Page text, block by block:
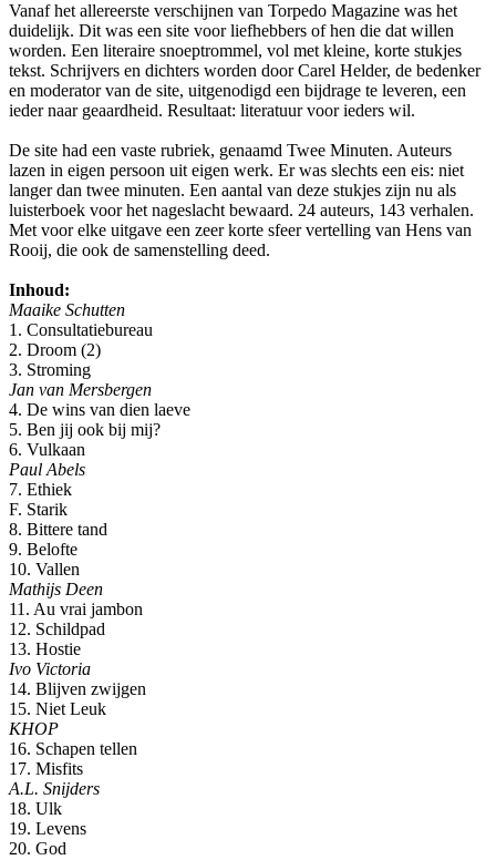
Vanaf het allereerste verschijnen van Torpedo Magazine was het
duidelijk. Dit was een site voor liefhebbers of hen die dat willen
worden. Een literaire snoeptrommel, vol met kleine, korte stukjes
tekst. Schrijvers en dichters worden door Carel Helder, de bedenker
en moderator van de site, uitgenodigd een bijdrage te leveren, een
ieder naar geaardheid. Resultaat: literatuur voor ieders wil.
De site had een vaste rubriek, genaamd Twee Minuten. Auteurs
lazen in eigen persoon uit eigen werk. Er was slechts een eis: niet
langer dan twee minuten. Een aantal van deze stukjes zijn nu als
luisterboek voor het nageslacht bewaard. 24 auteurs, 143 verhalen.
Met voor elke uitgave een zeer korte sfeer vertelling van Hens van
Rooij, die ook de samenstelling deed.
Inhoud:
Maaike Schutten
1. Consultatiebureau
2. Droom (2)
3. Stroming
Jan van Mersbergen
4. De wins van dien laeve
5. Ben jij ook bij mij?
6. Vulkaan
Paul Abels
7. Ethiek
F. Starik
8. Bittere tand
9. Belofte
10. Vallen
Mathijs Deen
11. Au vrai jambon
12. Schildpad
13. Hostie
Ivo Victoria
14. Blijven zwijgen
15. Niet Leuk
KHOP
16. Schapen tellen
17. Misfits
A.L. Snijders
18. Ulk
19. Levens
20. God